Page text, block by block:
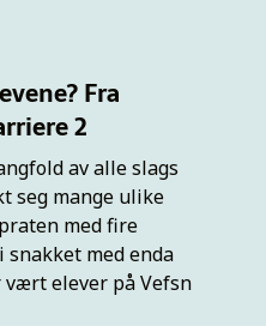
Fra
2
av alle slags
seg mange ulike
med fire
snakket med enda
vært elever på Vefsn